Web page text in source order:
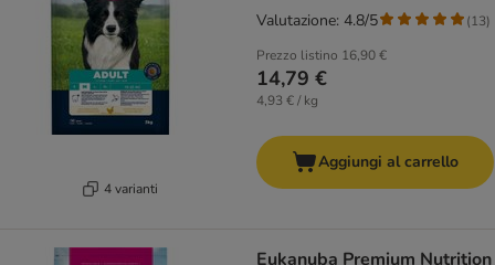
4 varianti
Prezzo listino 16,90 €
14,79 €
4,93 € / kg
Valutazione: 4.8/5 (13)
Aggiungi al carrello
Eukanuba Premium Nutrition